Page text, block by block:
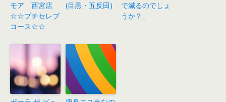
モア 西宮店
☆☆プチセレブ
コース☆☆
(目黒・五反田)
で減るのでしょ
うか？」